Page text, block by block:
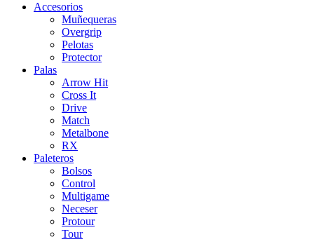
Accesorios
Muñequeras
Overgrip
Pelotas
Protector
Palas
Arrow Hit
Cross It
Drive
Match
Metalbone
RX
Paleteros
Bolsos
Control
Multigame
Neceser
Protour
Tour